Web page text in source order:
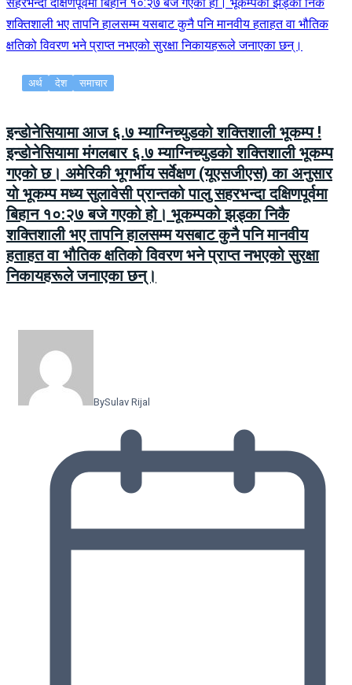
अर्थ देश समाचार
इन्डोनेसियामा आज ६.७ म्याग्निच्युडको शक्तिशाली भूकम्प !
इन्डोनेसियामा मंगलबार ६.७ म्याग्निच्युडको शक्तिशाली भूकम्प
गएको छ। अमेरिकी भूगर्भीय सर्वेक्षण (यूएसजीएस) का अनुसार
यो भूकम्प मध्य सुलावेसी प्रान्तको पालु सहरभन्दा दक्षिणपूर्वमा
बिहान १०:२७ बजे गएको हो। भूकम्पको झड्का निकै
शक्तिशाली भए तापनि हालसम्म यसबाट कुनै पनि मानवीय
हताहत वा भौतिक क्षतिको विवरण भने प्राप्त नभएको सुरक्षा
निकायहरूले जनाएका छन्।
BySulav Rijal